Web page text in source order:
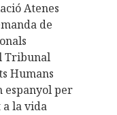
Atenes
de
Tribunal
Humans
espanyol per
la vida